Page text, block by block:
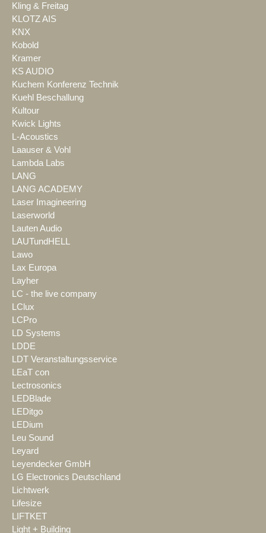
Kling & Freitag
KLOTZ AIS
KNX
Kobold
Kramer
KS AUDIO
Kuchem Konferenz Technik
Kuehl Beschallung
Kultour
Kwick Lights
L-Acoustics
Laauser & Vohl
Lambda Labs
LANG
LANG ACADEMY
Laser Imagineering
Laserworld
Lauten Audio
LAUTundHELL
Lawo
Lax Europa
Layher
LC - the live company
LClux
LCPro
LD Systems
LDDE
LDT Veranstaltungsservice
LEaT con
Lectrosonics
LEDBlade
LEDitgo
LEDium
Leu Sound
Leyard
Leyendecker GmbH
LG Electronics Deutschland
Lichtwerk
Lifesize
LIFTKET
Light + Building